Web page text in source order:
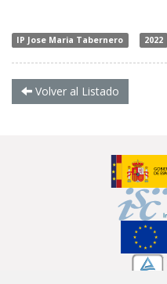
IP Jose Maria Tabernero 2022
Volver al Listado